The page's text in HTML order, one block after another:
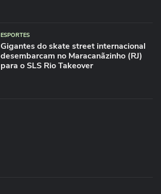
ESPORTES
Gigantes do skate street internacional
desembarcam no Maracanãzinho (RJ)
para o SLS Rio Takeover